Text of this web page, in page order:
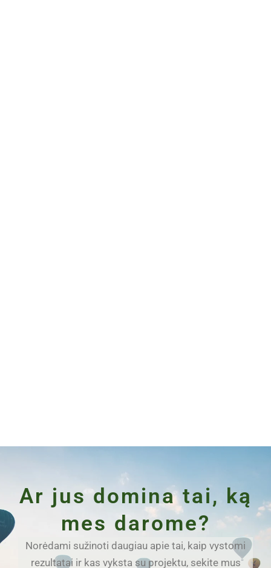
Ar jus domina tai, ką
mes darome?
Norėdami sužinoti daugiau apie tai, kaip vystomi
rezultatai ir kas vyksta su projektu, sekite mus